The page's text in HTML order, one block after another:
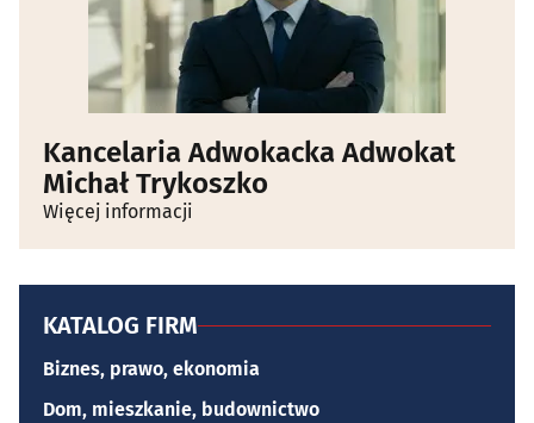
Kancelaria Adwokacka Adwokat
Michał Trykoszko
Więcej informacji
KATALOG FIRM
Biznes, prawo, ekonomia
Dom, mieszkanie, budownictwo